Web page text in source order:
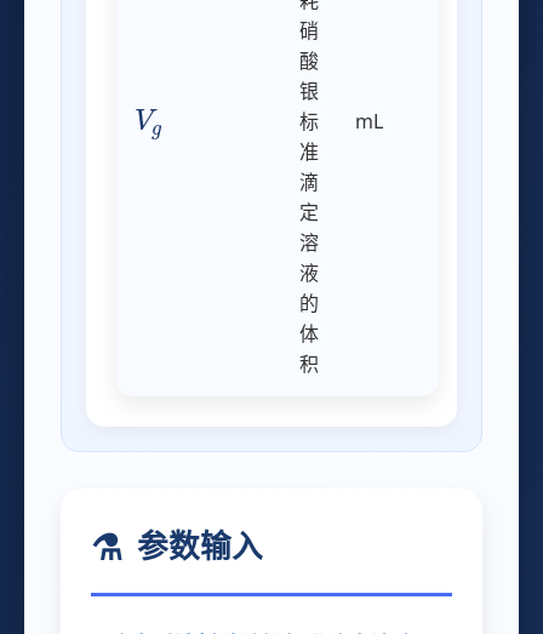
Vg
硝
酸
银
标
准
滴
定
溶
液
的
体
积
mL
参数输入